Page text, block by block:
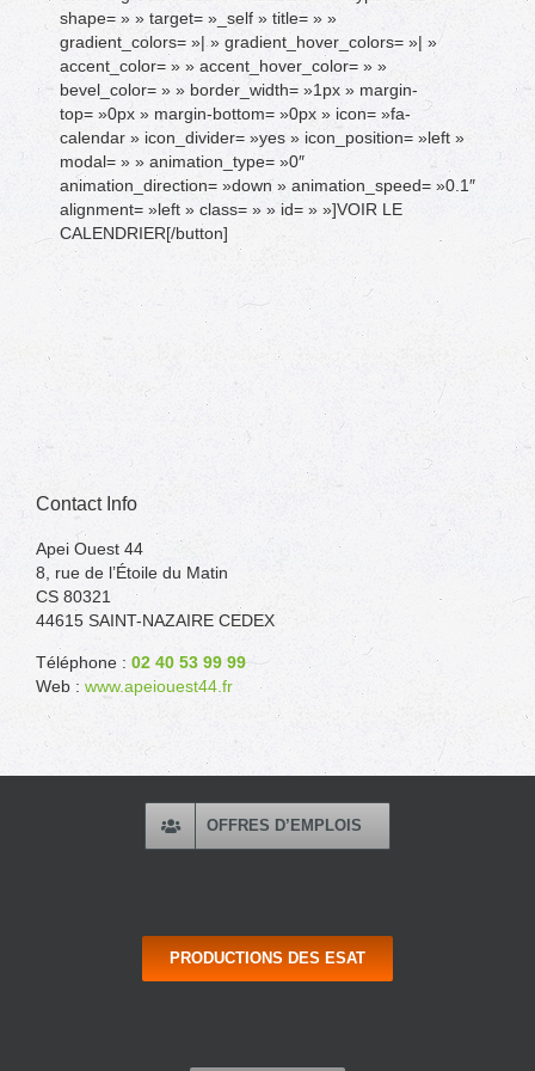
shape= » » target= »_self » title= » »
gradient_colors= »| » gradient_hover_colors= »| »
accent_color= » » accent_hover_color= » »
bevel_color= » » border_width= »1px » margin-
top= »0px » margin-bottom= »0px » icon= »fa-
calendar » icon_divider= »yes » icon_position= »left »
modal= » » animation_type= »0″
animation_direction= »down » animation_speed= »0.1″
alignment= »left » class= » » id= » »]VOIR LE
CALENDRIER[/button]
Contact Info
Apei Ouest 44
8, rue de l’Étoile du Matin
CS 80321
44615 SAINT-NAZAIRE CEDEX
Téléphone : 02 40 53 99 99
Web : www.apeiouest44.fr
OFFRES D’EMPLOIS
PRODUCTIONS DES ESAT